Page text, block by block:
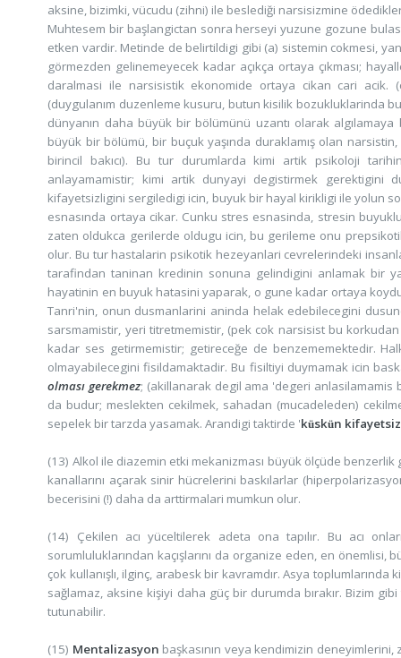
aksine, bizimki, vücudu (zihni) ile beslediği narsisizmine
Muhtesem bir başlangictan sonra herseyi yuzune gozune
etken vardir. Metinde de belirtildigi gibi (a) sistemin cokmesi,
görmezden gelinemeyecek kadar açıkça ortaya çıkması;
daralmasi ile narsisistik ekonomide ortaya cikan cari acik.
(duygulanım duzenleme kusuru, butun kisilik bozukluklarinda
dünyanın daha büyük bir bölümünü uzantı olarak
büyük bir bölümü, bir buçuk yaşında duraklamış olan
birincil bakıcı). Bu tur durumlarda kimi artik psikoloji
anlayamamistir; kimi artik dunyayi degistirmek
kifayetsizligini sergiledigi icin, buyuk bir hayal kirikligi ile yolun
esnasında ortaya cikar. Cunku stres esnasinda, stresin
zaten oldukca gerilerde oldugu icin, bu gerileme onu
olur. Bu tur hastalarin psikotik hezeyanlari cevrelerindeki
tarafindan taninan kredinin sonuna gelindigini anlamak bir
hayatinin en buyuk hatasini yaparak, o gune kadar ortaya
Tanri'nin, onun dusmanlarini aninda helak edebilecegini
sarsmamistir, yeri titretmemistir, (pek cok narsisist bu
kadar ses getirmemistir; getireceğe de benzememektedir.
olmayabilecegini fisildamaktadir. Bu fisiltiyi duymamak icin
olması gerekmez; (akillanarak degil ama 'degeri
da budur; meslekten cekilmek, sahadan (mucadeleden)
sepelek bir tarzda yasamak. Arandigi taktirde 'küskün
(13) Alkol ile diazemin etki mekanizması büyük ölçüde
kanallarını açarak sinir hücrelerini baskılarlar
becerisini (!) daha da arttirmalari mumkun olur.
(14) Çekilen acı yüceltilerek adeta ona tapılır. Bu acı
sorumluluklarından kaçışlarını da organize eden, en
çok kullanışlı, ilginç, arabesk bir kavramdır. Asya
sağlamaz, aksine kişiyi daha güç bir durumda bırakır. Bizim
tutunabilir.
(15) Mentalizasyon başkasının veya kendimizin